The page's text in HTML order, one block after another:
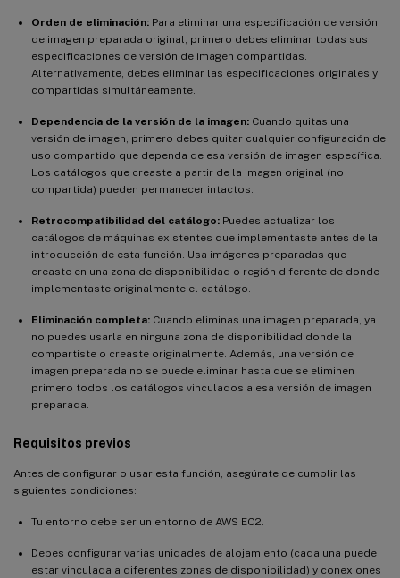
Orden de eliminación: Para eliminar una especificación de versión
de imagen preparada original, primero debes eliminar todas sus
especificaciones de versión de imagen compartidas.
Alternativamente, debes eliminar las especificaciones originales y
compartidas simultáneamente.
Dependencia de la versión de la imagen: Cuando quitas una
versión de imagen, primero debes quitar cualquier configuración de
uso compartido que dependa de esa versión de imagen específica.
Los catálogos que creaste a partir de la imagen original (no
compartida) pueden permanecer intactos.
Retrocompatibilidad del catálogo: Puedes actualizar los
catálogos de máquinas existentes que implementaste antes de la
introducción de esta función. Usa imágenes preparadas que
creaste en una zona de disponibilidad o región diferente de donde
implementaste originalmente el catálogo.
Eliminación completa: Cuando eliminas una imagen preparada, ya
no puedes usarla en ninguna zona de disponibilidad donde la
compartiste o creaste originalmente. Además, una versión de
imagen preparada no se puede eliminar hasta que se eliminen
primero todos los catálogos vinculados a esa versión de imagen
preparada.
Requisitos previos
Antes de configurar o usar esta función, asegúrate de cumplir las
siguientes condiciones:
Tu entorno debe ser un entorno de AWS EC2.
Debes configurar varias unidades de alojamiento (cada una puede
estar vinculada a diferentes zonas de disponibilidad) y conexiones